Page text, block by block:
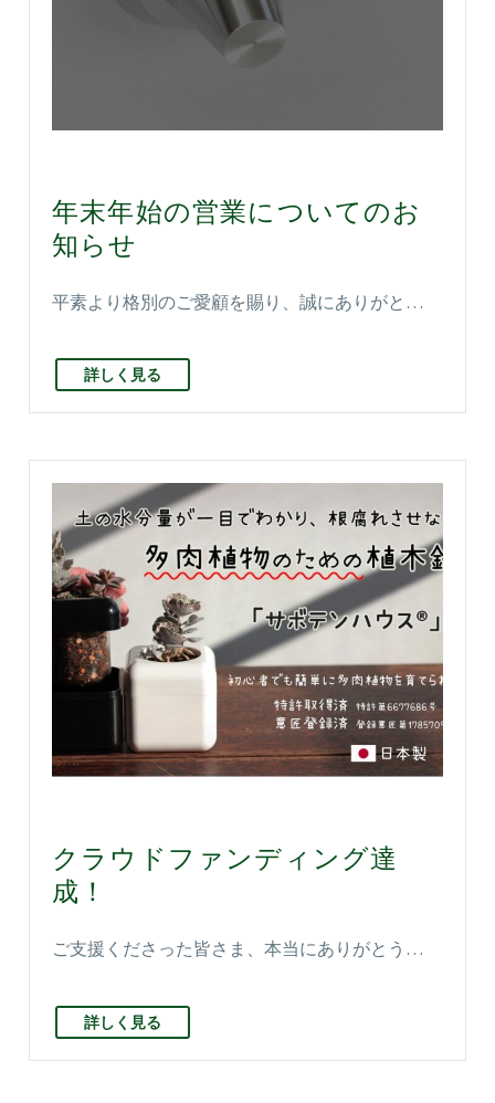
年末年始の営業についてのお
知らせ
平素より格別のご愛顧を賜り、誠にありがと…
詳しく見る
クラウドファンディング達
成！
ご支援くださった皆さま、本当にありがとう…
詳しく見る